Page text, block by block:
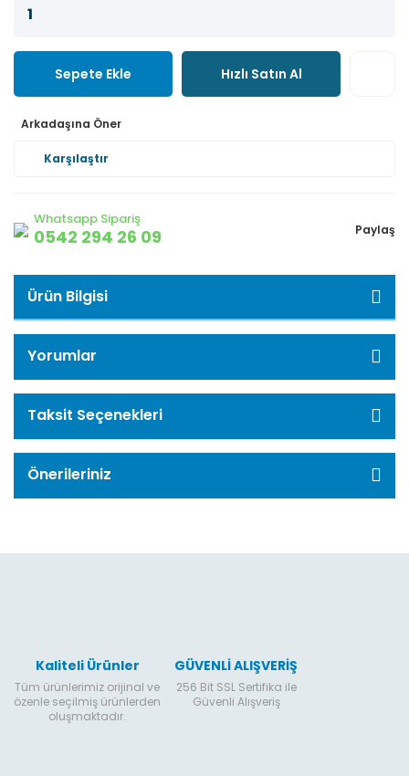
Sepete Ekle Hızlı Satın Al
Arkadaşına Öner
Karşılaştır
Whatsapp Sipariş
0542 294 26 09 Paylaş
Ürün Bilgisi
Yorumlar
Taksit Seçenekleri
Önerileriniz
Kaliteli Ürünler
Tüm ürünlerimiz orijinal ve
özenle seçilmiş ürünlerden
oluşmaktadır.
GÜVENLİ ALIŞVERİŞ
256 Bit SSL Sertifika ile
Güvenli Alışveriş